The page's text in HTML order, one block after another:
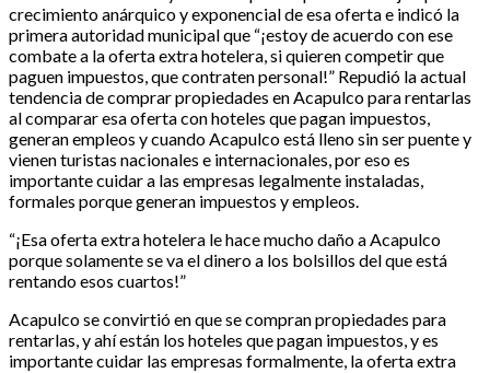
crecimiento anárquico y exponencial de esa oferta e indicó la
primera autoridad municipal que “¡estoy de acuerdo con ese
combate a la oferta extra hotelera, si quieren competir que
paguen impuestos, que contraten personal!” Repudió la actual
tendencia de comprar propiedades en Acapulco para rentarlas
al comparar esa oferta con hoteles que pagan impuestos,
generan empleos y cuando Acapulco está lleno sin ser puente y
vienen turistas nacionales e internacionales, por eso es
importante cuidar a las empresas legalmente instaladas,
formales porque generan impuestos y empleos.
“¡Esa oferta extra hotelera le hace mucho daño a Acapulco
porque solamente se va el dinero a los bolsillos del que está
rentando esos cuartos!”
Acapulco se convirtió en que se compran propiedades para
rentarlas, y ahí están los hoteles que pagan impuestos, y es
importante cuidar las empresas formalmente, la oferta extra